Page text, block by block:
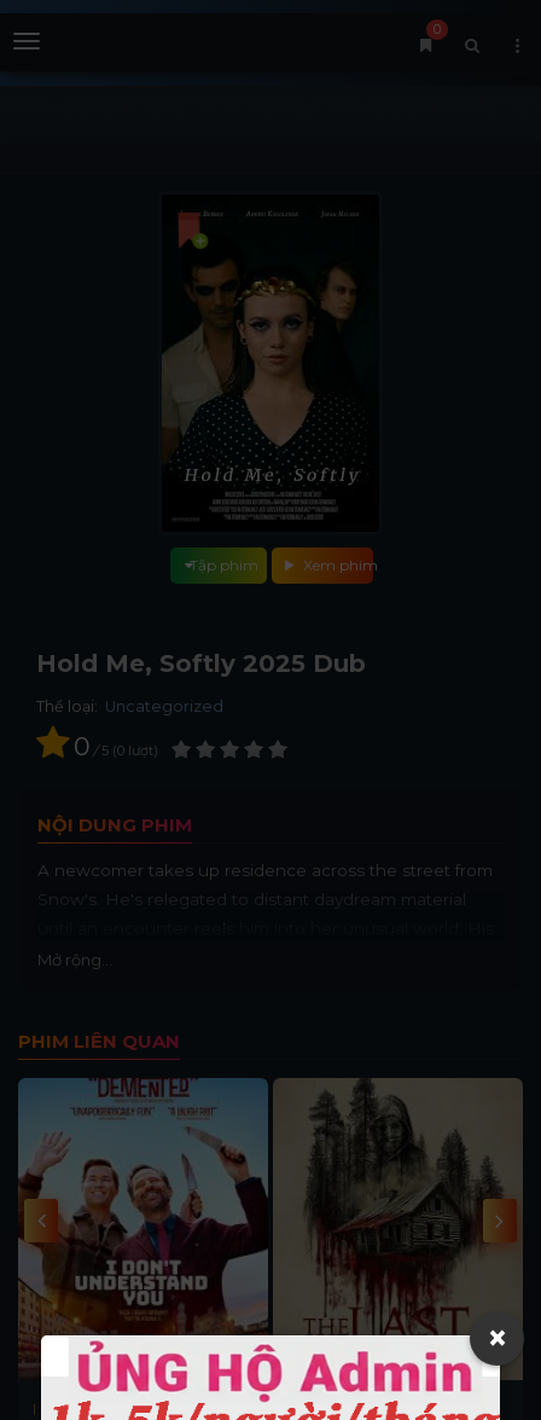
Menu
0
Xem phim
Tập phim
Hold Me, Softly 2025 Dub
Thể loại: Uncategorized
0 / 5 0 lượt
NỘI DUNG PHIM
A newcomer takes up residence across the street from
Snow's. He's relegated to distant daydream material
calming presence shatters the monotony of her isolated
Mở rộng...
PHIM LIÊN QUAN
I Don't Understand You 2024
The Last Cabin 2025
×